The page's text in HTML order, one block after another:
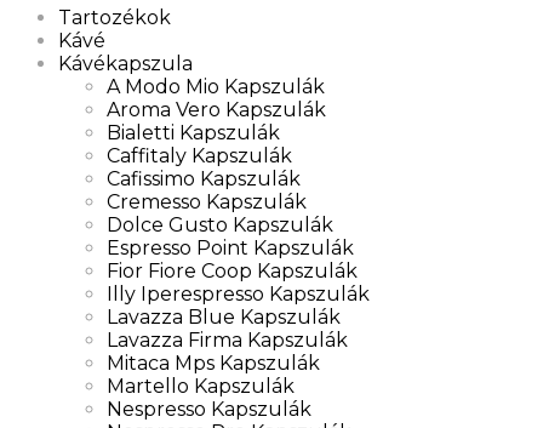
Tartozékok
Kávé
Kávékapszula
A Modo Mio Kapszulák
Aroma Vero Kapszulák
Bialetti Kapszulák
Caffitaly Kapszulák
Cafissimo Kapszulák
Cremesso Kapszulák
Dolce Gusto Kapszulák
Espresso Point Kapszulák
Fior Fiore Coop Kapszulák
Illy Iperespresso Kapszulák
Lavazza Blue Kapszulák
Lavazza Firma Kapszulák
Mitaca Mps Kapszulák
Martello Kapszulák
Nespresso Kapszulák